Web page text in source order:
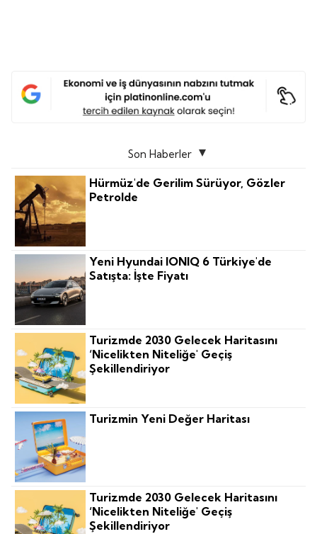
Son Haberler
Hürmüz'de Gerilim Sürüyor, Gözler
Petrolde
Yeni Hyundai IONIQ 6 Türkiye'de
Satışta: İşte Fiyatı
Turizmde 2030 Gelecek Haritasını
‘nicelikten Niteliğe' Geçiş
Şekillendiriyor
Turizmin Yeni Değer Haritası
Turizmde 2030 Gelecek Haritasını
‘nicelikten Niteliğe' Geçiş
Şekillendiriyor